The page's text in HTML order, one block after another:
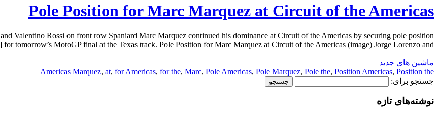
Pole Position for Marc Marquez at Circuit of the Americas
Valentino Rossi on front row Spaniard Marc Marquez continued his dominance at Circuit of the Americas by securing pole position
for tomorrow’s MotoGP final at the Texas track. Pole Position for Marc Marquez at Circuit of the Americas (image) Jorge Lorenzo and […]
ماشین های جدید
Americas Marquez, at, for Americas, for the, Marc, Pole Americas, Pole Marquez, Pole the, Position Americas, Position the
جستجو برای:
نوشته‌های تازه